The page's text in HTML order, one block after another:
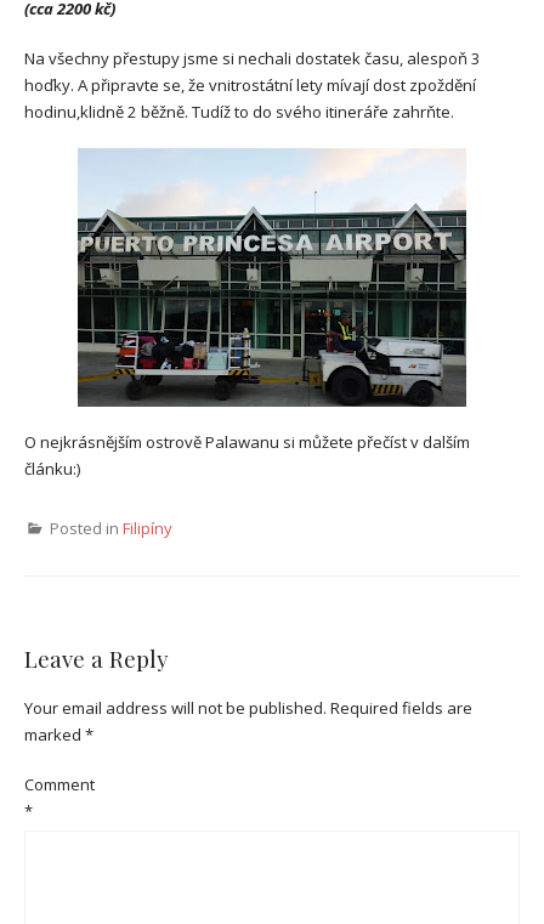
(cca 2200 kč)
Na všechny přestupy jsme si nechali dostatek času, alespoň 3
hoďky. A připravte se, že vnitrostátní lety mívají dost zpoždění
hodinu,klidně 2 běžně. Tudíž to do svého itineráře zahrňte.
O nejkrásnějším ostrově Palawanu si můžete přečíst v dalším
článku:)
Posted in Filipíny
Leave a Reply
Your email address will not be published. Required fields are
marked *
Comment
*